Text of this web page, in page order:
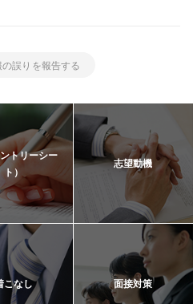
誤りを報告する
トリーシー
ト）
志望動機
こなし 面接対策